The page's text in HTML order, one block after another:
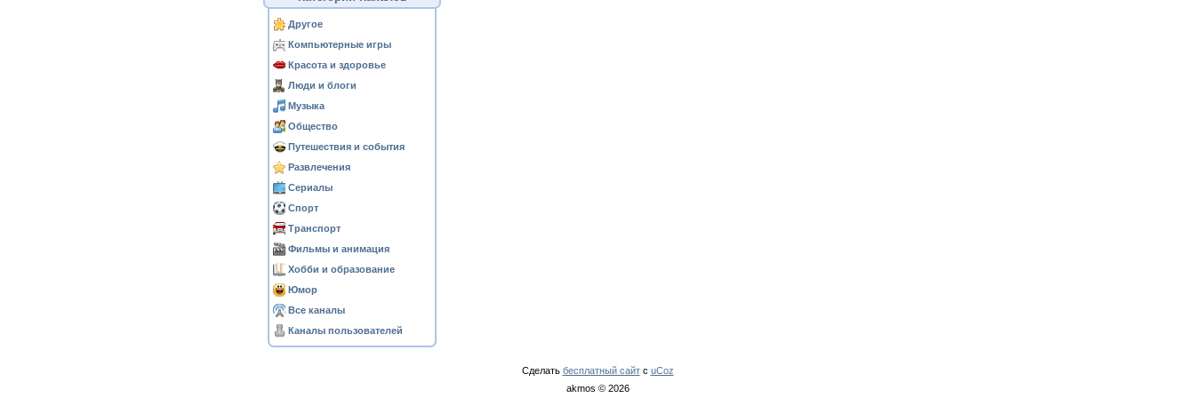
Другое
Компьютерные игры
Красота и здоровье
Люди и блоги
Музыка
Общество
Путешествия и события
Развлечения
Сериалы
Спорт
Транспорт
Фильмы и анимация
Хобби и образование
Юмор
Все каналы
Каналы пользователей
Сделать бесплатный сайтс uCoz
akmos © 2026